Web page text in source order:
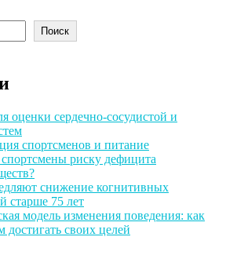
Поиск
оценки сердечно-сосудистой и
спортсменов и питание
риску дефицита
снижение когнитивных
старше 75 лет
модель изменения поведения: как
достигать своих целей